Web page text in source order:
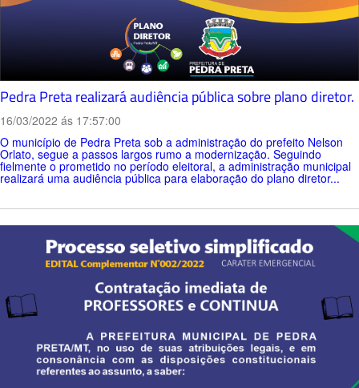
Pedra Preta realizará audiência pública sobre plano diretor.
16/03/2022 ás 17:57:00
O município de Pedra Preta sob a administração do prefeito Nelson
Orlato, segue a passos largos rumo a modernização. Seguindo
fielmente o prometido no período eleitoral, a administração municipal
realizará uma audiência pública para elaboração do plano diretor...